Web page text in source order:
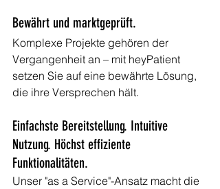
Bewährt und marktgeprüft.
Komplexe Projekte gehören der
Vergangenheit an – mit heyPatient
setzen Sie auf eine bewährte Lösung,
die ihre Versprechen hält.
Einfachste Bereitstellung. Intuitive
Nutzung. Höchst effiziente
Funktionalitäten.
Unser "as a Service"-Ansatz macht die